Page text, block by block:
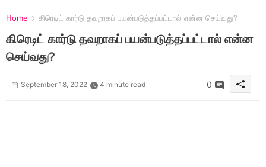
Home கிரெடிட் கார்டு தவறாகப் பயன்படுத்தப்பட்டால் என்ன செய்வது?
கிரெடிட் கார்டு தவறாகப் பயன்படுத்தப்பட்டால் என்ன
செய்வது?
September 18, 2022 4 minute read 0